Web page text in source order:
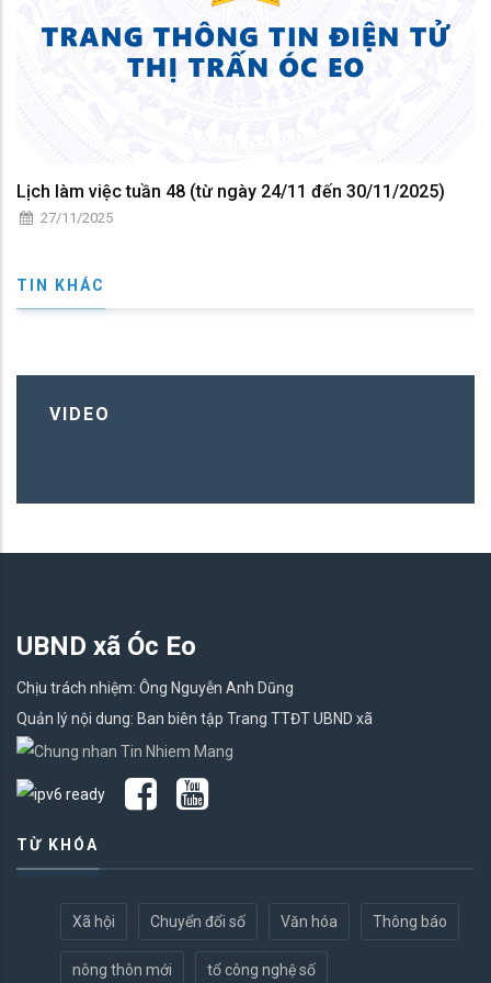
Lịch làm việc tuần 48 (từ ngày 24/11 đến 30/11/2025)
27/11/2025
TIN KHÁC
VIDEO
UBND xã Óc Eo
Chịu trách nhiệm: Ông Nguyễn Anh Dũng
Quản lý nội dung: Ban biên tập Trang TTĐT UBND xã
TỪ KHÓA
Xã hội Chuyển đổi số Văn hóa Thông báo
nông thôn mới tổ công nghệ số